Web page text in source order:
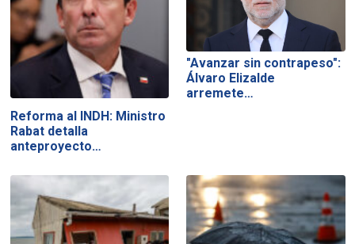
Reforma al INDH: Ministro
Rabat detalla
anteproyecto…
"Avanzar sin contrapeso":
Álvaro Elizalde
arremete…